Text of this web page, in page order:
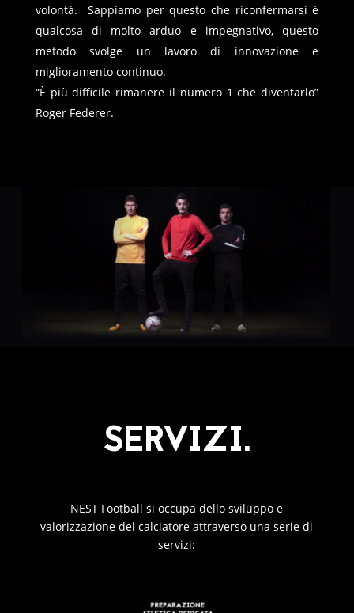
volontà. Sappiamo per questo che riconfermarsi è
qualcosa di molto arduo e impegnativo, questo
metodo svolge un lavoro di innovazione e
miglioramento continuo.
“È più difficile rimanere il numero 1 che diventarlo”
Roger Federer.
SERVIZI.
NEST Football si occupa dello sviluppo e
valorizzazione del calciatore attraverso una serie di
servizi: